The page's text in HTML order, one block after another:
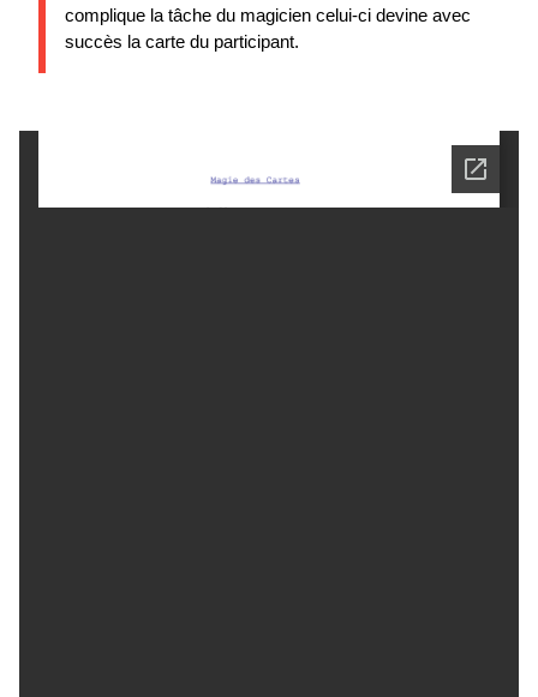
complique la tâche du magicien celui-ci devine avec
succès la carte du participant.